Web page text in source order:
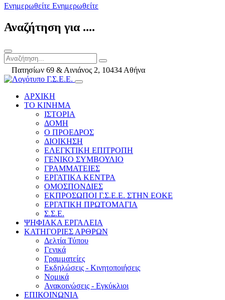
Ενημερωθείτε Ενημερωθείτε
Αναζήτηση για ....
Πατησίων 69 & Αινιάνος 2, 10434 Αθήνα
ΑΡΧΙΚΗ
ΤΟ ΚΙΝΗΜΑ
ΙΣΤΟΡΙΑ
ΔΟΜΗ
Ο ΠΡΟΕΔΡΟΣ
ΔΙΟΙΚΗΣΗ
ΕΛΕΓΚΤΙΚΗ ΕΠΙΤΡΟΠΗ
ΓΕΝΙΚΟ ΣΥΜΒΟΥΛΙΟ
ΓΡΑΜΜΑΤΕΙΕΣ
ΕΡΓΑΤΙΚΑ ΚΕΝΤΡΑ
ΟΜΟΣΠΟΝΔΙΕΣ
ΕΚΠΡΟΣΩΠΟΙ Γ.Σ.Ε.Ε. ΣΤΗΝ ΕΟΚΕ
ΕΡΓΑΤΙΚΗ ΠΡΩΤΟΜΑΓΙΑ
Σ.Σ.Ε.
ΨΗΦΙΑΚΑ ΕΡΓΑΛΕΙΑ
ΚΑΤΗΓΟΡΙΕΣ ΑΡΘΡΩΝ
Δελτία Τύπου
Γενικά
Γραμματείες
Εκδηλώσεις - Κινητοποιήσεις
Νομικά
Ανακοινώσεις - Εγκύκλιοι
ΕΠΙΚΟΙΝΩΝΙΑ